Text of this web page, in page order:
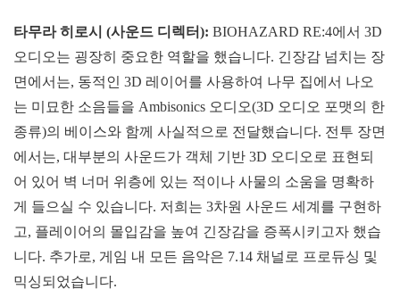
타무라 히로시 (사운드 디렉터): BIOHAZARD RE:4에서 3D
오디오는 굉장히 중요한 역할을 했습니다. 긴장감 넘치는 장
면에서는, 동적인 3D 레이어를 사용하여 나무 집에서 나오
는 미묘한 소음들을 Ambisonics 오디오(3D 오디오 포맷의 한
종류)의 베이스와 함께 사실적으로 전달했습니다. 전투 장면
에서는, 대부분의 사운드가 객체 기반 3D 오디오로 표현되
어 있어 벽 너머 위층에 있는 적이나 사물의 소움을 명확하
게 들으실 수 있습니다. 저희는 3차원 사운드 세계를 구현하
고, 플레이어의 몰입감을 높여 긴장감을 증폭시키고자 했습
니다. 추가로, 게임 내 모든 음악은 7.14 채널로 프로듀싱 및
믹싱되었습니다.